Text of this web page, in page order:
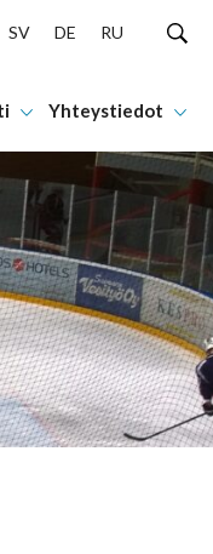
SV DE RU
Yhteystiedot